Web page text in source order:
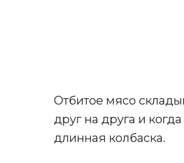
Отбитое мясо
друг на друга и
длинная колбаска.